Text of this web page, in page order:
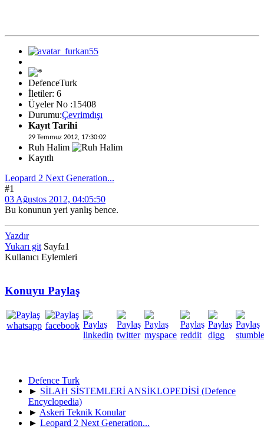
DefenceTurk
İletiler: 6
Üyeler No :15408
Durumu:Çevrimdışı
Kayıt Tarihi
29 Temmuz 2012, 17:30:02
Ruh Halim
Kayıtlı
Leopard 2 Next Generation...
#1
03 Ağustos 2012, 04:05:50
Bu konunun yeri yanlış bence.
Yazdır
Yukarı git Sayfa1
Kullanıcı Eylemleri
Konuyu Paylaş
Defence Turk
► SİLAH SİSTEMLERİ ANSİKLOPEDİSİ (Defence
Encyclopedia)
► Askeri Teknik Konular
► Leopard 2 Next Generation...